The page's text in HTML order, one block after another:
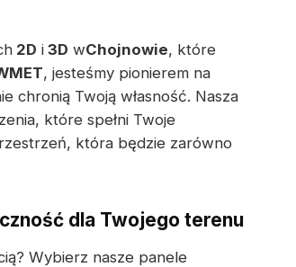
2D i 3D wChojnowie, które
, jesteśmy pionierem na
chronią Twoją własność. Nasza
które spełni Twoje
która będzie zarówno
dla Twojego terenu
Wybierz nasze panele